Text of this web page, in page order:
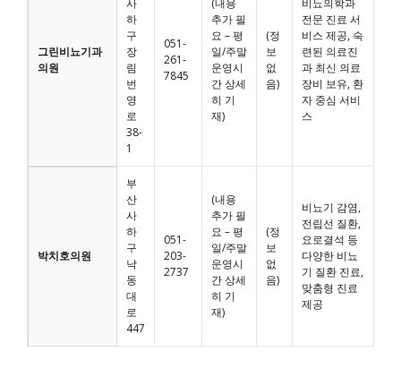
그린비뇨기과
의원
사
하
구
장
림
번
영
로
38-
1
051-
261-
7845
(내용
추가 필
요 – 평
일/주말
운영시
간 상세
히 기
재)
(정
보
없
음)
비뇨의학과
전문 진료 서
비스 제공, 숙
련된 의료진
과 최신 의료
장비 보유, 환
자 중심 서비
스
박치호의원
부
산
사
하
구
낙
동
대
로
447
051-
203-
2737
(내용
추가 필
요 – 평
일/주말
운영시
간 상세
히 기
재)
(정
보
없
음)
비뇨기 감염,
전립선 질환,
요로결석 등
다양한 비뇨
기 질환 진료,
맞춤형 진료
제공